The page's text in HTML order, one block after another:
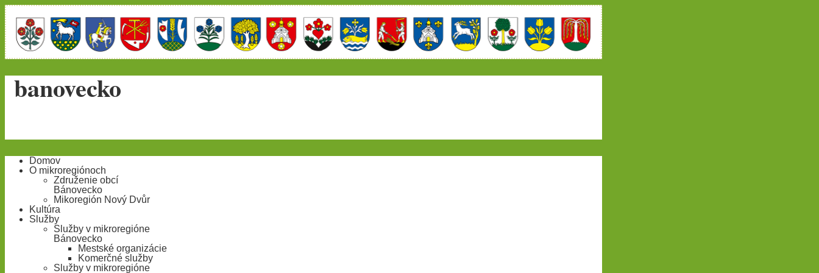
banovecko
Domov
O mikroregiónoch
Združenie obcí
Bánovecko
Mikoregión Nový Dvůr
Kultúra
Služby
Služby v mikroregióne
Bánovecko
Mestské organizácie
Komerčné služby
Služby v mikroregióne